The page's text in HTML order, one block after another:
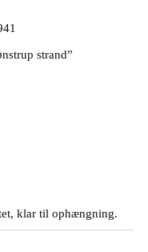
strand”
klar til ophængning.